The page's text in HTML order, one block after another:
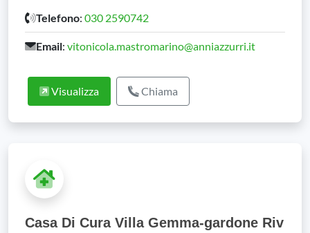
Telefono: 030 2590742
Email: vitonicola.mastromarino@anniazzurri.it
Visualizza Chiama
Casa Di Cura Villa Gemma-gardone Riv